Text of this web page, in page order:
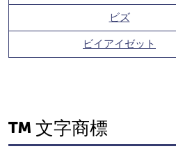
ビズ
ビイアイゼット
文字商標